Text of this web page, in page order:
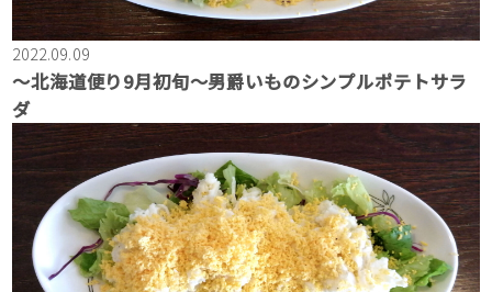
2022.09.09
〜北海道便り9月初旬～男爵いものシンプルポテトサラ
ダ